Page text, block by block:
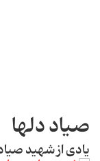
صیاد دلها
یادی از شهید